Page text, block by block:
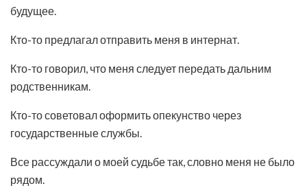
будущее.
Кто-то предлагал отправить меня в интернат.
Кто-то говорил, что меня следует передать дальним
родственникам.
Кто-то советовал оформить опекунство через
государственные службы.
Все рассуждали о моей судьбе так, словно меня не было
рядом.